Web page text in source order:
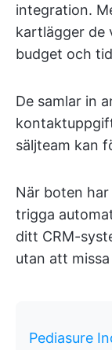
integration.
kartlägger de
budget och
De samlar in
säljteam kan
När boten
trigga
ditt CRM-
utan att
Pediasure